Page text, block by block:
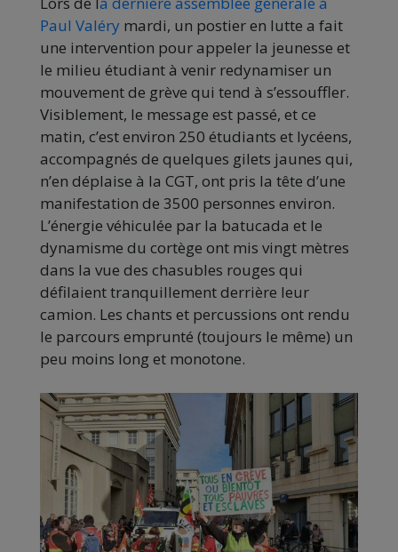
Paul Valéry mardi, un postier en lutte a fait
une intervention pour appeler la jeunesse et
le milieu étudiant à venir redynamiser un
mouvement de grève qui tend à s’essouffler.
Visiblement, le message est passé, et ce
matin, c’est environ 250 étudiants et lycéens,
accompagnés de quelques gilets jaunes qui,
n’en déplaise à la CGT, ont pris la tête d’une
manifestation de 3500 personnes environ.
L’énergie véhiculée par la batucada et le
dynamisme du cortège ont mis vingt mètres
dans la vue des chasubles rouges qui
défilaient tranquillement derrière leur
camion. Les chants et percussions ont rendu
le parcours emprunté (toujours le même) un
peu moins long et monotone.